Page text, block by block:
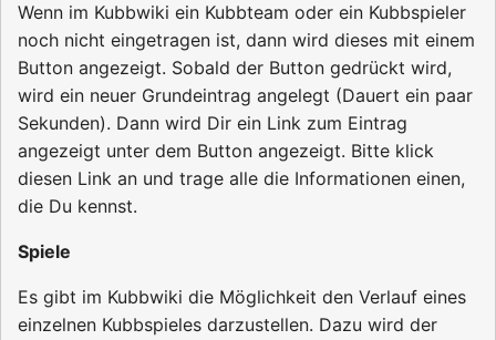
Wenn im Kubbwiki ein Kubbteam oder ein Kubbspieler
noch nicht eingetragen ist, dann wird dieses mit einem
Button angezeigt. Sobald der Button gedrückt wird,
wird ein neuer Grundeintrag angelegt (Dauert ein paar
Sekunden). Dann wird Dir ein Link zum Eintrag
angezeigt unter dem Button angezeigt. Bitte klick
diesen Link an und trage alle die Informationen einen,
die Du kennst.
Spiele
Es gibt im Kubbwiki die Möglichkeit den Verlauf eines
einzelnen Kubbspieles darzustellen. Dazu wird der